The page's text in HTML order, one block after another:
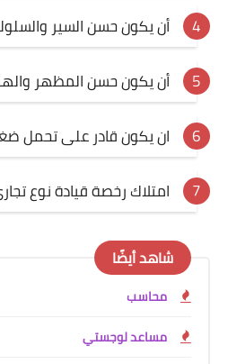
أن يكون حسن السير
أن يكون حسن المظهر
ان يكون قادر على تحمل
امتلاك رخصة قيادة نوع
شاهد أيضًا
محاسب
مساعد لوجستي